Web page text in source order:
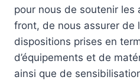
pour nous de soutenir les
front, de nous assurer de
dispositions prises en
d’équipements et de
ainsi que de